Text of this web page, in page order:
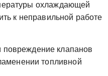
охлаждающей
к неправильной работе
клапанов
топливной